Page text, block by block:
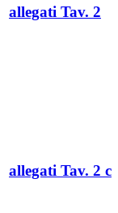
allegati Tav. 2
allegati Tav. 2 c